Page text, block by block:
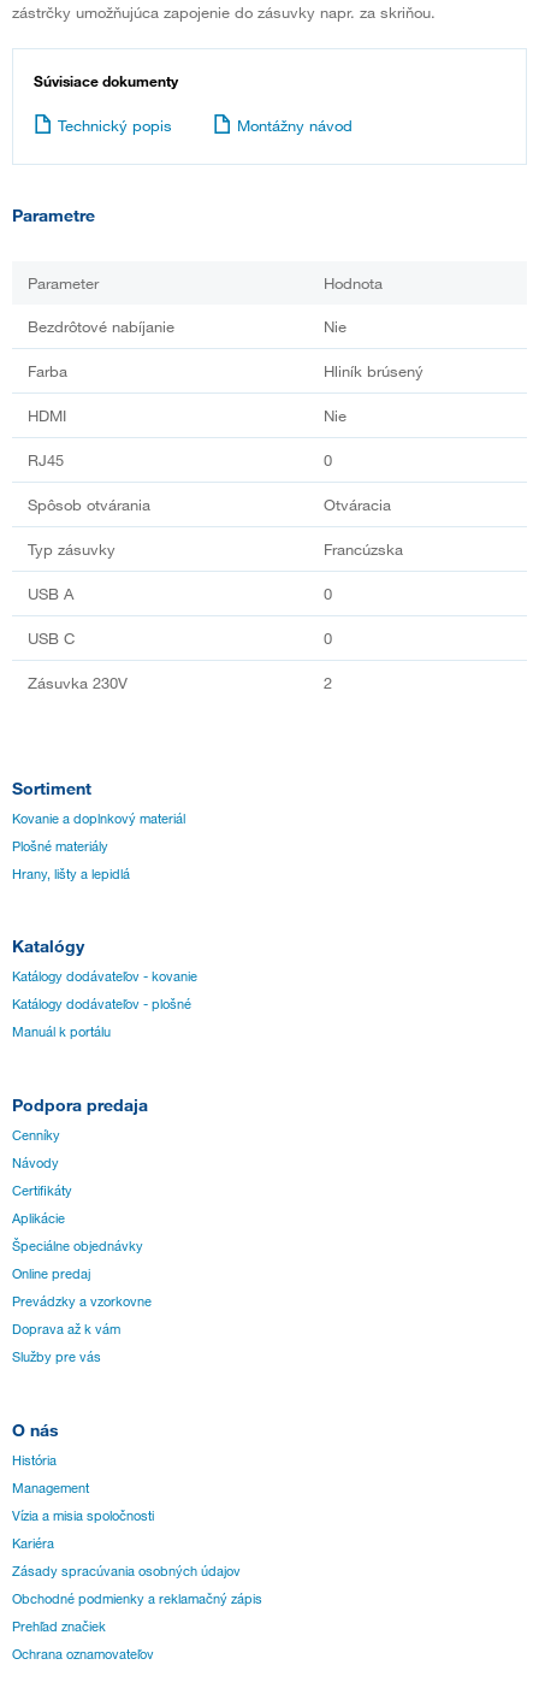
zástrčky umožňujúca zapojenie do zásuvky napr. za skriňou.
Súvisiace dokumenty
Technický popis Montážny návod
Parametre
Parameter Hodnota
Bezdrôtové nabíjanie Nie
Farba Hliník brúsený
HDMI Nie
RJ45 0
Spôsob otvárania Otváracia
Typ zásuvky Francúzska
USB A 0
USB C 0
Zásuvka 230V 2
Sortiment
Kovanie a doplnkový materiál
Plošné materiály
Hrany, lišty a lepidlá
Katalógy
Katálogy dodávateľov - kovanie
Katálogy dodávateľov - plošné
Manuál k portálu
Podpora predaja
Cenníky
Návody
Certifikáty
Aplikácie
Špeciálne objednávky
Online predaj
Prevádzky a vzorkovne
Doprava až k vám
Služby pre vás
O nás
História
Management
Vízia a misia spoločnosti
Kariéra
Zásady spracúvania osobných údajov
Obchodné podmienky a reklamačný zápis
Prehľad značiek
Ochrana oznamovateľov